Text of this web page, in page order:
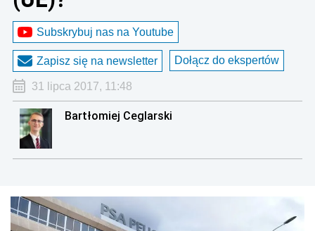
Subskrybuj nas na Youtube
Zapisz się na newsletter Dołącz do ekspertów
31 lipca 2017, 11:48
Bartłomiej Ceglarski